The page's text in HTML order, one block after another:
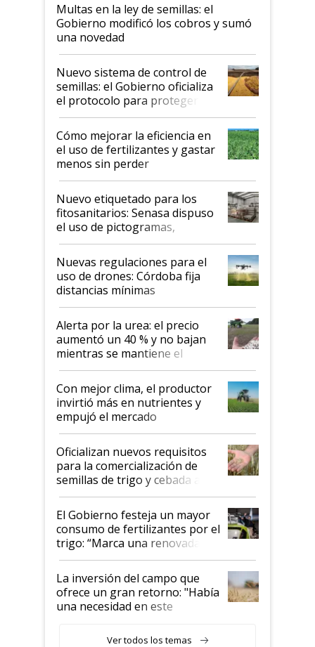
Multas en la ley de semillas: el
Gobierno modificó los cobros y sumó
una novedad
Nuevo sistema de control de
semillas: el Gobierno oficializa
el protocolo para proteger la
propiedad intelectual
Cómo mejorar la eficiencia en
el uso de fertilizantes y gastar
menos sin perder
productividad en la campaña
fina
Nuevo etiquetado para los
fitosanitarios: Senasa dispuso
el uso de pictogramas,
palabras de advertencia e
indicaciones
Nuevas regulaciones para el
uso de drones: Córdoba fija
distancias mínimas
Alerta por la urea: el precio
aumentó un 40 % y no bajan
mientras se mantiene el
conflicto en Medio Oriente
Con mejor clima, el productor
invirtió más en nutrientes y
empujó el mercado
Oficializan nuevos requisitos
para la comercialización de
semillas de trigo y cebada a
granel
El Gobierno festeja un mayor
consumo de fertilizantes por el
trigo: “Marca una renovada
confianza de los productores”
La inversión del campo que
ofrece un gran retorno: "Había
una necesidad en este
Ver todos los temas